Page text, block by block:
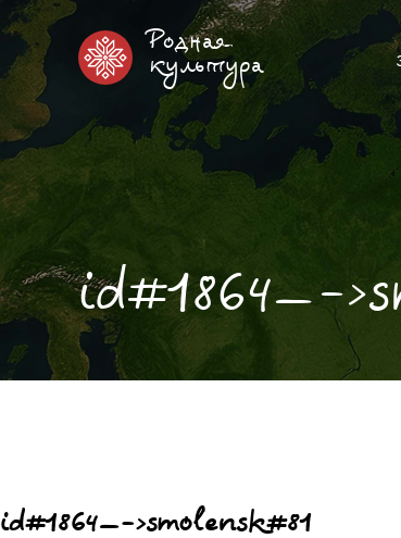
Родная
культура
id#1864—-
id#1864—->smolensk#81